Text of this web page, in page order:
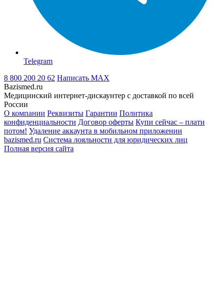
Telegram
8 800 200 20 62 Написать MAX
Bazismed.ru
Медицинский интернет-дискаунтер с доставкой по всей
России
О компании Реквизиты Гарантии Политика
конфиденциальности Договор оферты Купи сейчас – плати
потом! Удаление аккаунта в мобильном приложении
bazismed.ru Система лояльности для юридических лиц
Полная версия сайта